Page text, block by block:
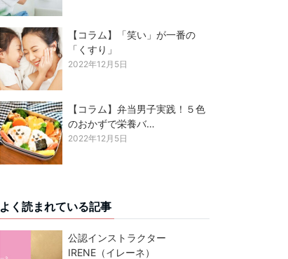
【コラム】「笑い」が一番の
「くすり」
2022年12月5日
【コラム】弁当男子実践！５色
のおかずで栄養バ…
2022年12月5日
よく読まれている記事
公認インストラクター
IRENE（イレーネ）